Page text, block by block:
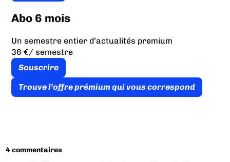
Abo 6 mois
Un semestre entier d’actualités premium
36 €/ semestre
Souscrire
Trouve l’offre prémium qui vous correspond
4 commentaires